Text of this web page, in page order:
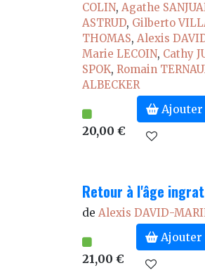
COLIN,Agathe
ASTRUD, Gilberto
THOMAS,Alexis
Marie LECOIN, Cathy
SPOK,Romain
ALBECKER
20,00 €
Retour à l'âge ingrat
de Alexis DAVID-
21,00 €
Ajouter